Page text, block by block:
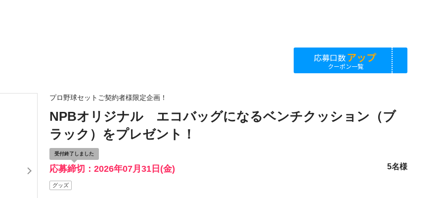
応募口数アップ
クーポン一覧
プロ野球セットご契約者様限定企画！
NPBオリジナル エコバッグになるベンチクッション（ブ
ラック）をプレゼント！
応募締切：2026年07月31日(金)
受付終了しました
5名様
グッズ